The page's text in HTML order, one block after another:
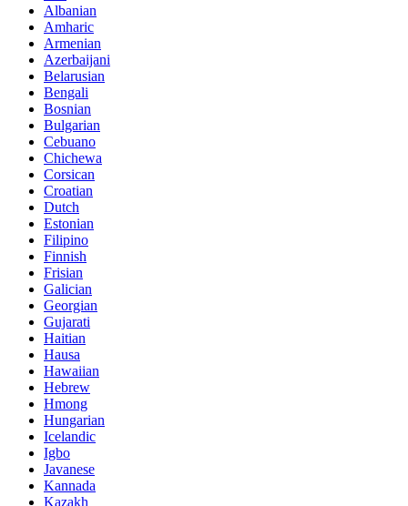
Albanian
Amharic
Armenian
Azerbaijani
Belarusian
Bengali
Bosnian
Bulgarian
Cebuano
Chichewa
Corsican
Croatian
Dutch
Estonian
Filipino
Finnish
Frisian
Galician
Georgian
Gujarati
Haitian
Hausa
Hawaiian
Hebrew
Hmong
Hungarian
Icelandic
Igbo
Javanese
Kannada
Kazakh